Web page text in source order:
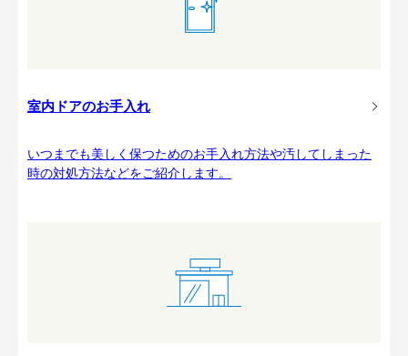
室内ドアのお手入れ
いつまでも美しく保つためのお手入れ方法や汚してしまった
時の対処方法などをご紹介します。